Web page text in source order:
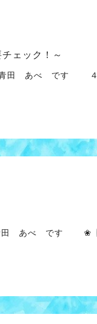
ェック！～
青田 あべ です
田 あべ です ❀【